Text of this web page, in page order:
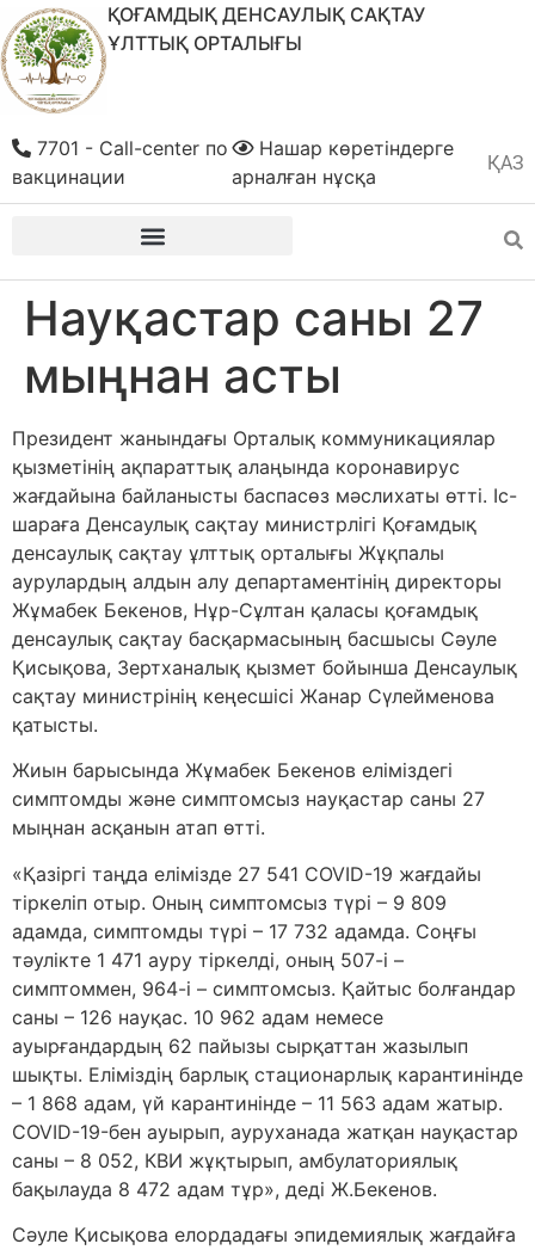
ҚОҒАМДЫҚ ДЕНСАУЛЫҚ САҚТАУ
ҰЛТТЫҚ ОРТАЛЫҒЫ
ҚАЗ
РУС
Нашар көретіндерге
арналған нұсқа
7701 - Call-center по
вакцинации
Науқастар саны 27
мыңнан асты
Президент жанындағы Орталық коммуникациялар
қызметінің ақпа­раттық алаңында коронавирус
жағдайына байланысты баспасөз мәсли­хаты өтті. Іс-
шараға Денсаулық сақтау министрлігі Қоғамдық
денсау­лық сақтау ұлттық орталығы Жұқпалы
аурулардың алдын алу депар­таментінің директоры
Жұмабек Бекенов, Нұр-Сұлтан қаласы қоғам­дық
денсаулық сақтау басқармасының басшысы Сәуле
Қисықова, Зерт­ханалық қызмет бойынша Денсаулық
сақтау министрінің кеңесшісі Жанар Сүлейменова
қатысты.
Жиын барысында Жұмабек Бекенов еліміздегі
симптомды және симптомсыз науқастар саны 27
мыңнан асқанын атап өтті.
«Қазіргі таңда елімізде 27 541 COVID-19 жағдайы
тіркеліп отыр. Оның симптомсыз түрі – 9 809
адамда, симптомды түрі – 17 732 адамда. Соңғы
тәулікте 1 471 ауру тіркелді, оның 507-і –
симптоммен, 964-і – симптомсыз. Қайтыс болғандар
саны – 126 науқас. 10 962 адам немесе
ауырғандардың 62 пайызы сырқаттан жазылып
шықты. Еліміздің барлық стационарлық карантинінде
– 1 868 адам, үй карантинінде – 11 563 адам жатыр.
COVID-19-бен ауырып, ауруханада жатқан науқастар
саны – 8 052, КВИ жұқтырып, амбулаториялық
бақылауда 8 472 адам тұр», деді Ж.Бекенов.
Сәуле Қисықова елордадағы эпидемиялық жағдайға